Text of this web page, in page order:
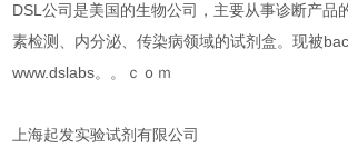
DSL公司是美国的生物公司，主要从事诊断产品
素检测、内分泌、传染病领域的试剂盒。现被
www.dslabs。。ｃｏｍ
上海起发实验试剂有限公司